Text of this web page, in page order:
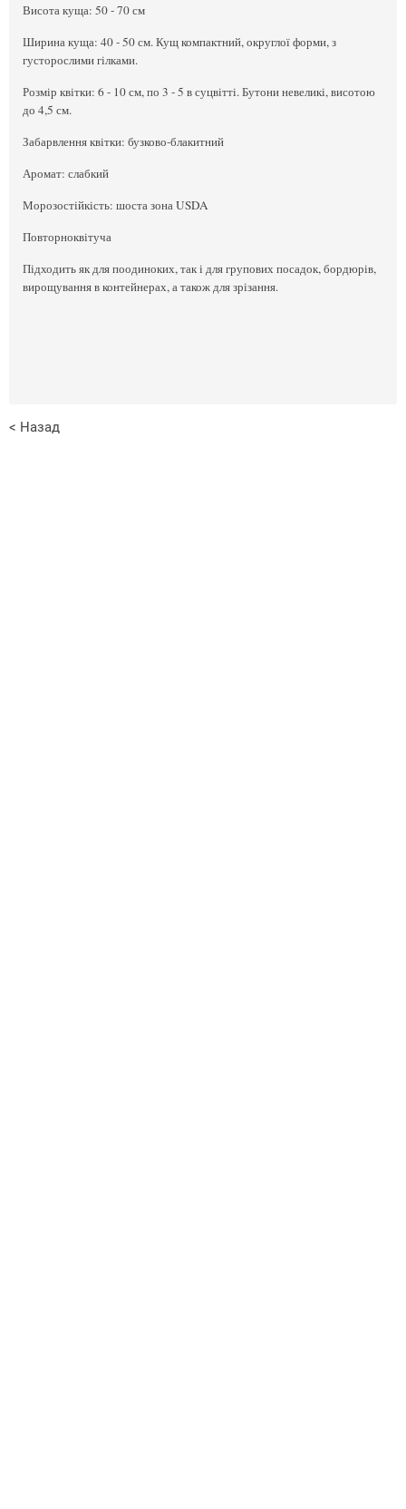
Висота куща: 50 - 70 см
Ширина куща: 40 - 50 см. Кущ компактний, округлої форми, з
густорослими гілками.
Розмір квітки: 6 - 10 см, по 3 - 5 в суцвітті. Бутони невеликі, висотою
до 4,5 см.
Забарвлення квітки: бузково-блакитний
Аромат: слабкий
Морозостійкість: шоста зона USDA
Повторноквітуча
Підходить як для поодиноких, так і для групових посадок, бордюрів,
вирощування в контейнерах, а також для зрізання.
< Назад